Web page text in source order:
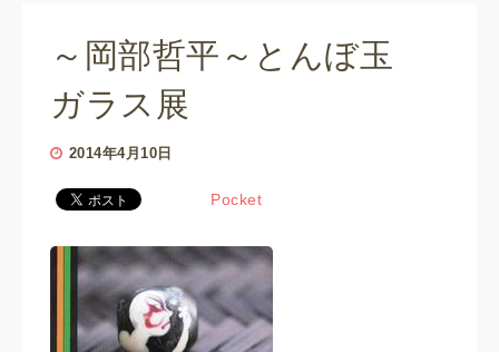
～岡部哲平～とんぼ玉
ガラス展
2014年4月10日
Pocket